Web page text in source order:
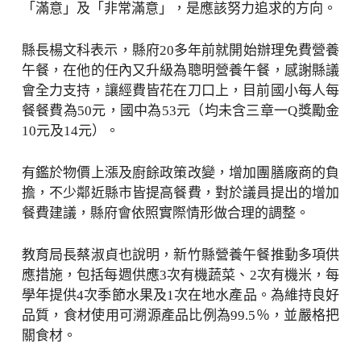
「滿意」及「非常滿意」，是應該努力追求的方向。
縣長楊文科表示，縣府20多年前就開始辦理免費營養
午餐，在他的任內又升級為聰明營養午餐，感謝縣議
會全力支持，讓經費皆花在刀口上，目前國小每人每
餐餐費為50元，國中為53元（均未含三章一Q獎勵金
10元及14元）。
有鑑於物價上漲及廚餘政策改變，增加團膳廠商的負
擔，不少鄰近縣市皆提高餐費，對於議員提出的增加
餐費建議，縣府會依照實際情形做合理的調整。
教育局長蔡淑貞也說明，新竹縣營養午餐推動多項供
應措施，包括每週供應3次有機蔬菜、2次有機米，每
學年提供4次季節水果及1次在地水產品。為維持良好
品質，食材使用可溯源產品比例為99.5％，並嚴格把
關食材。